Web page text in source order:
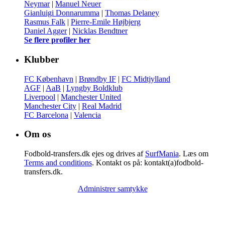
Neymar| Manuel Neuer
Gianluigi Donnarumma | Thomas Delaney
Rasmus Falk | Pierre-Emile Højbjerg
Daniel Agger| Nicklas Bendtner
Se flere profiler her
Klubber
FC København | Brøndby IF | FC Midtjylland
AGF | AaB | Lyngby Boldklub
Liverpool | Manchester United
Manchester City | Real Madrid
FC Barcelona | Valencia
Om os
Fodbold-transfers.dk ejes og drives af SurfMania. Læs om
Terms and conditions. Kontakt os på: kontakt(a)fodbold-
transfers.dk.
Administrer samtykke